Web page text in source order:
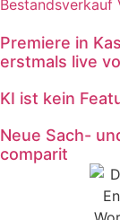
Premiere in
erstmals live
KI ist kein
Neue Sach-
comparit